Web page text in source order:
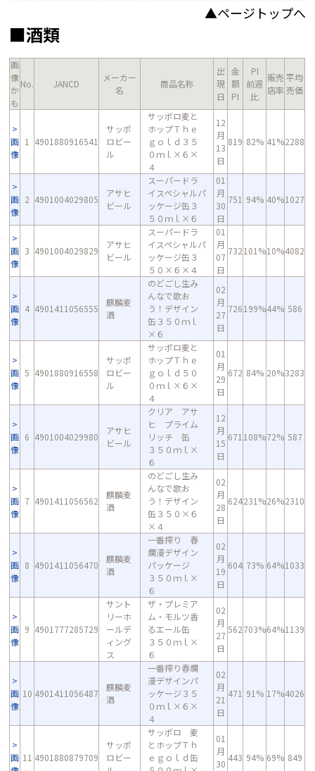
▲ページトップへ
■酒類
画
像
か
も
No. JANCD
メーカー
名
商品名称
出
現
日
金
額
PI
PI
前週
比
販売
店率
平均
売価
画
像
1 4901880916541
サッポ
ロビー
ル
サッポロ麦と
ホップＴｈｅ
ｇｏｌｄ３５
０ｍｌ×６×
４
12
月
13
日
819 82% 41%2288
画
像
2 4901004029805
アサヒ
ビール
スーパードラ
イスペシャルパ
ッケージ缶３
５０ｍｌ×６
01
月
30
日
751 94% 40%1027
画
像
3 4901004029829
アサヒ
ビール
スーパードラ
イスペシャルパ
ッケージ缶３
５０×６×４
01
月
07
日
732101%10%4082
画
像
4 4901411056555
麒麟麦
酒
のどごし生み
んなで歌お
う！デザイン
缶３５０ｍｌ
×６
02
月
27
日
726199%44% 586
画
像
5 4901880916558
サッポ
ロビー
ル
サッポロ麦と
ホップＴｈｅ
ｇｏｌｄ５０
０ｍｌ×６×
４
01
月
29
日
672 84% 20%3283
画
像
6 4901004029980
アサヒ
ビール
クリア アサ
ヒ プライム
リッチ 缶
３５０ｍｌ×
６
12
月
15
日
671 108%72% 587
画
像
7 4901411056562
麒麟麦
酒
のどごし生み
んなで歌お
う！デザイン
缶３５０×６
×４
02
月
28
日
624231%26%2310
画
像
8 4901411056470
麒麟麦
酒
一番搾り 春
爛漫デザイン
パッケージ
３５０ｍｌ×
６
02
月
19
日
604 73% 64%1033
画
像
9 4901777285729
サント
リーホ
ールデ
ィング
ス
ザ・プレミア
ム・モルツ香
るエール缶
３５０ｍｌ×
６
02
月
27
日
562703%64%1139
画
像
10 4901411056487
麒麟麦
酒
一番搾り春爛
漫デザインパ
ッケージ３５
０ｍｌ×６×
４
02
月
21
日
471 91% 17%4026
画 11 4901880879709
サッポ
ロビー
サッポロ 麦
とホップＴｈ
ｅｇｏｌｄ缶
01
月
30
443 94% 69% 849